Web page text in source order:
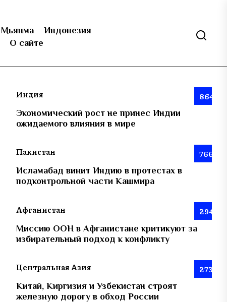
Мьянма
Индонезия
О сайте
Индия 864
Экономический рост не принес Индии
ожидаемого влияния в мире
Пакистан 766
Исламабад винит Индию в протестах в
подконтрольной части Кашмира
Афганистан 294
Миссию ООН в Афганистане критикуют за
избирательный подход к конфликту
Центральная Азия 273
Китай, Киргизия и Узбекистан строят
железную дорогу в обход России